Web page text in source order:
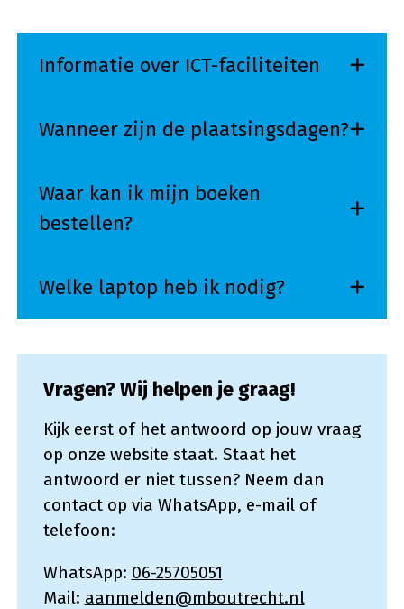
Informatie over ICT-faciliteiten
Wanneer zijn de plaatsingsdagen?
Waar kan ik mijn boeken
bestellen?
Welke laptop heb ik nodig?
Vragen? Wij helpen je graag!
Kijk eerst of het antwoord op jouw vraag
op onze website staat. Staat het
antwoord er niet tussen? Neem dan
contact op via WhatsApp, e-mail of
telefoon:
WhatsApp: 06-25705051
Mail: aanmelden@mboutrecht.nl